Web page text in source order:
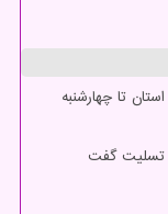
تسلیت گفت